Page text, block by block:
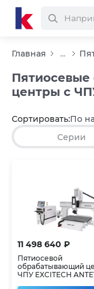
Главная ...
центры с
Серии
Сортировать:По
11 498 640 ₽
Пятиосевой
обрабатывающий
ЧПУ EXCITECH